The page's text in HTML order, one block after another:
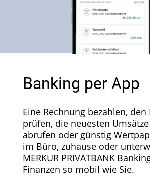
Banking per App
Eine Rechnung bezahlen,
prüfen, die neuesten
abrufen oder günstig
im Büro, zuhause oder
MERKUR PRIVATBANK
Finanzen so mobil wie Sie.